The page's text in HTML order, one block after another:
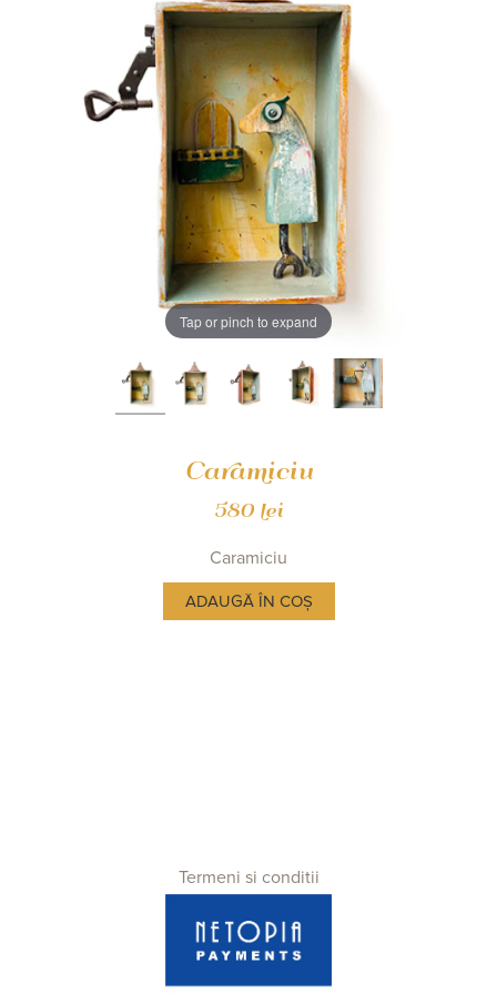
Tap or pinch to expand
Caramiciu
580 lei
Caramiciu
ADAUGĂ ÎN COȘ
Termeni si conditii